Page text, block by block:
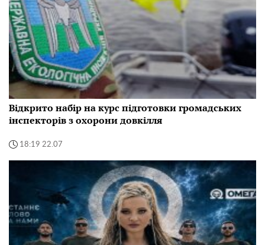
Відкрито набір на курс підготовки громадських
інспекторів з охорони довкілля
18:19 22.07